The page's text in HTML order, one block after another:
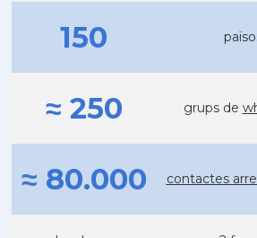
150
≈ 250 grups de
≈ 80.000 contactes